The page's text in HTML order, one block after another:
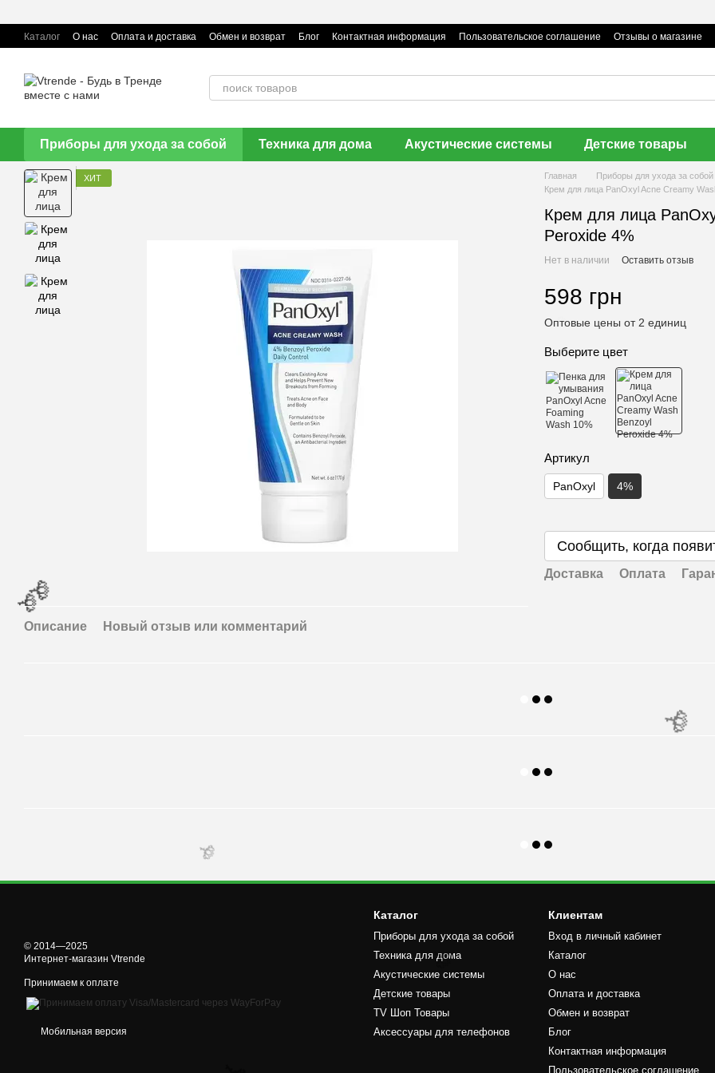
Каталог О нас Оплата и доставка Обмен и возврат Блог Контактная информация Пользовательское соглашение Отзывы о магазине
Приборы для ухода за собой Техника для дома Акустические системы Детские товары
ХИТ
Описание Новый отзыв или комментарий
Главная Приборы для ухода за собой
Крем для лица PanOxyl Acne Creamy
Крем для лица
Peroxide 4%
Нет в наличии Оставить отзыв
598 грн
Оптовые цены от 2 единиц
Выберите цвет
Артикул
PanOxyl 4%
Сообщить, когда
Доставка Оплата
© 2014—2025
Интернет-магазин Vtrende
Принимаем к оплате
Мобильная версия
Каталог
Приборы для ухода за собой
Техника для дома
Акустические системы
Детские товары
TV Шоп Товары
Аксессуары для телефонов
Клиентам
Вход в личный кабинет
Каталог
О нас
Оплата и доставка
Обмен и возврат
Блог
Контактная информация
Пользовательское соглашение
🌹
🌹
🌹